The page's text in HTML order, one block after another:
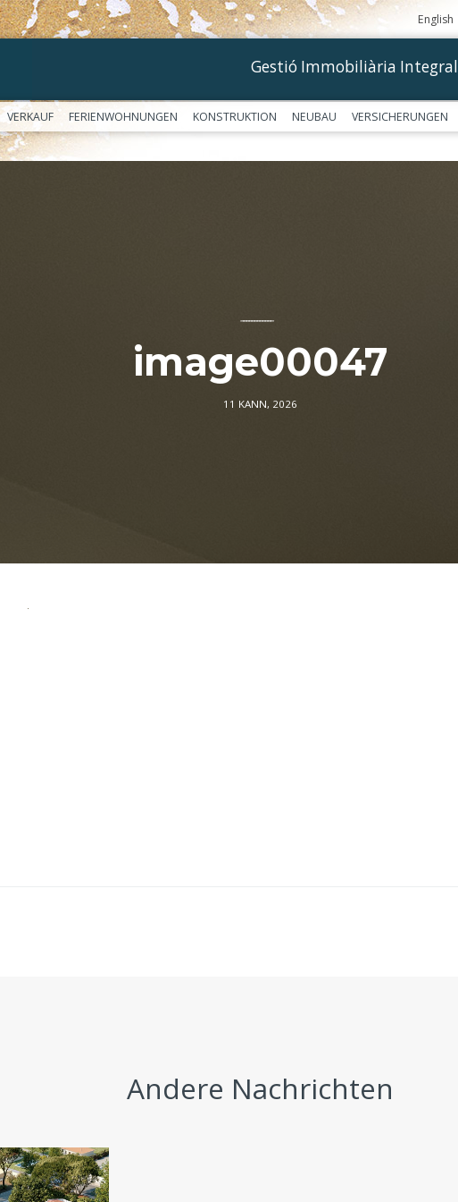
English
Gestió Immobiliària Integral
VERKAUF FERIENWOHNUNGEN KONSTRUKTION NEUBAU VERSICHERUNGEN
––––––––––––
image00047
11 KANN, 2026
Andere Nachrichten